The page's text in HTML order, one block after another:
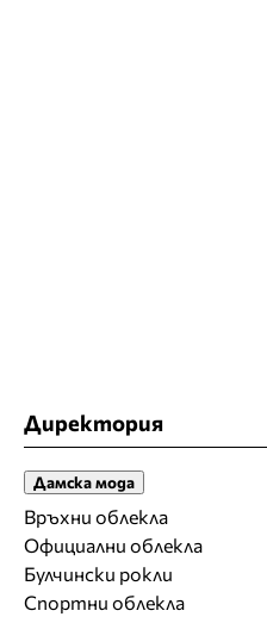
Директория
Дамска мода
Връхни облекла
Официални облекла
Булчински рокли
Спортни облекла